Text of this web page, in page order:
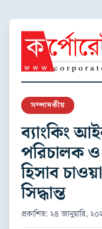
সম্পাদকীয়
ব্যাংকিং
পরিচালক
হিসাব
সিদ্ধান্ত
প্রকাশিত: ২৪ জানুয়ারি,